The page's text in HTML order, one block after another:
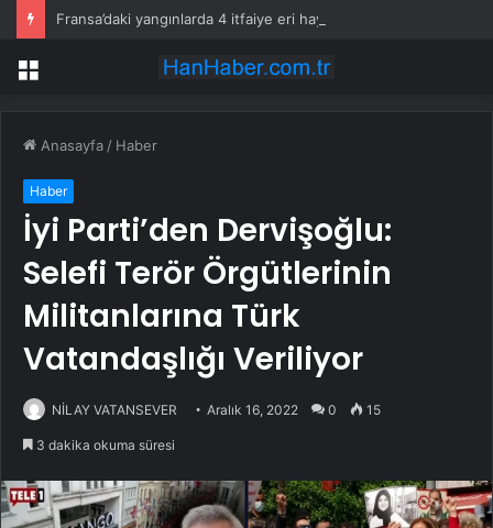
Fransa’daki yangınlarda 4 itfaiye eri hayatını kaybetti
Menü
Anasayfa / Haber
Haber
İyi Parti’den Dervişoğlu:
Selefi Terör Örgütlerinin
Militanlarına Türk
Vatandaşlığı Veriliyor
NİLAY VATANSEVER Aralık 16, 2022 0 15
3 dakika okuma süresi